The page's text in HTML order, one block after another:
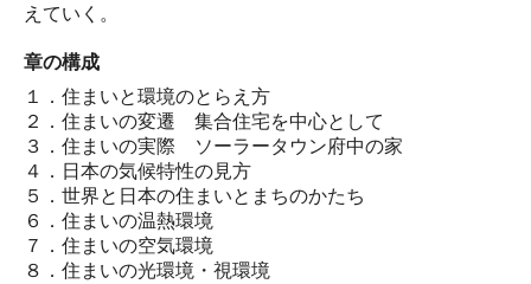
えていく。
章の構成
１．住まいと環境のとらえ方
２．住まいの変遷 集合住宅を中心として
３．住まいの実際 ソーラータウン府中の家
４．日本の気候特性の見方
５．世界と日本の住まいとまちのかたち
６．住まいの温熱環境
７．住まいの空気環境
８．住まいの光環境・視環境